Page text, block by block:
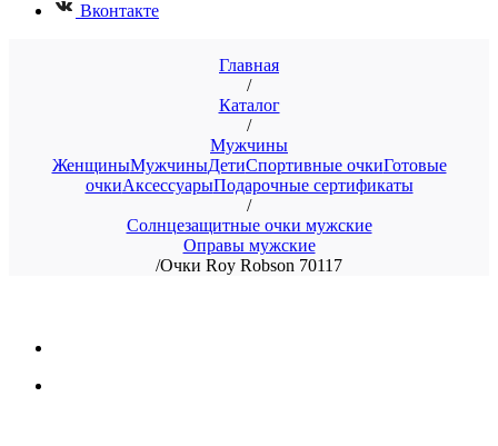
Вконтакте
Главная
/
Каталог
/
Мужчины
ЖенщиныМужчиныДетиСпортивные очкиГотовые
очкиАксессуарыПодарочные сертификаты
/
Солнцезащитные очки мужские
Оправы мужские
/Очки Roy Robson 70117